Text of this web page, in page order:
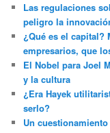
Las regulaciones
peligro la
¿Qué es el capital?
empresarios, que
El Nobel para Joel
y la cultura
¿Era Hayek
serlo?
Un